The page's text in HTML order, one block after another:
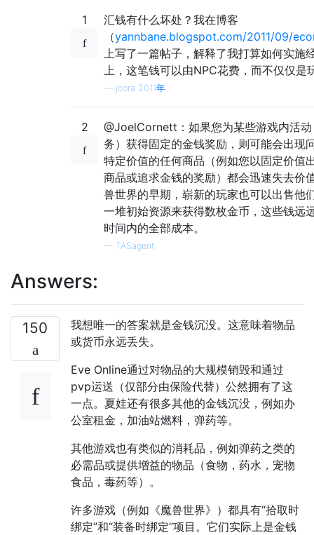
1
汇钱有什么坏处？我在博客
（yannbane.blogspot.com/2011/09/
上写了一篇帖子，解释了我打算如何实施
上，这笔钱可以由NPC花费，而不仅仅是
jcora 2011年
2
@JoelCornett：如果您为某些游戏内活
务）获得固定的金钱奖励，则可能会出现
特定价值的任何商品（例如您以固定价值
商品或追求金钱的奖励）都会迅速失去价
兽世界的早期，崭新的玩家也可以出售他
一堆初始资源来获得数枚金币，这些钱远
时间内的全​​部成本。
— TASagent
Answers:
150
我想唯一的答案就是金钱沉没。这意味着物品
或货币永远丢失。
Eve Online通过对物品的大规模销毁和通过
pvp运送（仅部分由保险代替）公然拥有了这
一点。夏娃还有很多其他的金钱沉没，例如办
公室租金，加油站燃料，弹药等。
其他游戏也有类似的消耗品，例如弹药之类的
必需品或提供增益的物品（食物，药水，宠物
食品，毒药等）。
许多游戏（例如《魔兽世界》）都具有“拾取时
绑定”和“装备时绑定”项目。它们实际上是金钱